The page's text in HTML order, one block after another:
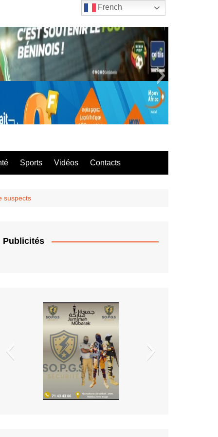
Sports Vidéos Contacts
suspects
Publicités
French